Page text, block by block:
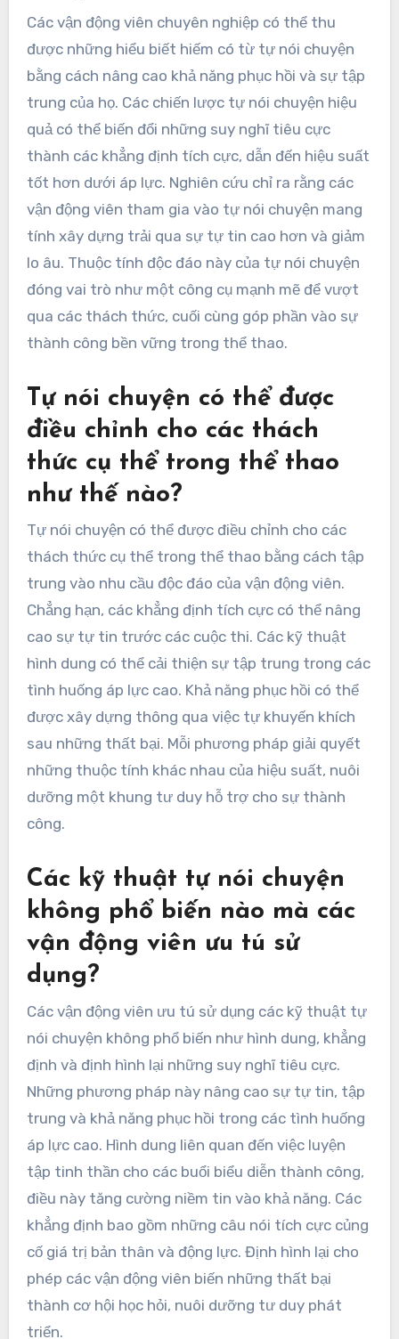
Các vận động viên chuyên nghiệp có thể thu
được những hiểu biết hiếm có từ tự nói chuyện
bằng cách nâng cao khả năng phục hồi và sự tập
trung của họ. Các chiến lược tự nói chuyện hiệu
quả có thể biến đổi những suy nghĩ tiêu cực
thành các khẳng định tích cực, dẫn đến hiệu suất
tốt hơn dưới áp lực. Nghiên cứu chỉ ra rằng các
vận động viên tham gia vào tự nói chuyện mang
tính xây dựng trải qua sự tự tin cao hơn và giảm
lo âu. Thuộc tính độc đáo này của tự nói chuyện
đóng vai trò như một công cụ mạnh mẽ để vượt
qua các thách thức, cuối cùng góp phần vào sự
thành công bền vững trong thể thao.
Tự nói chuyện có thể được
điều chỉnh cho các thách
thức cụ thể trong thể thao
như thế nào?
Tự nói chuyện có thể được điều chỉnh cho các
thách thức cụ thể trong thể thao bằng cách tập
trung vào nhu cầu độc đáo của vận động viên.
Chẳng hạn, các khẳng định tích cực có thể nâng
cao sự tự tin trước các cuộc thi. Các kỹ thuật
hình dung có thể cải thiện sự tập trung trong các
tình huống áp lực cao. Khả năng phục hồi có thể
được xây dựng thông qua việc tự khuyến khích
sau những thất bại. Mỗi phương pháp giải quyết
những thuộc tính khác nhau của hiệu suất, nuôi
dưỡng một khung tư duy hỗ trợ cho sự thành
công.
Các kỹ thuật tự nói chuyện
không phổ biến nào mà các
vận động viên ưu tú sử
dụng?
Các vận động viên ưu tú sử dụng các kỹ thuật tự
nói chuyện không phổ biến như hình dung, khẳng
định và định hình lại những suy nghĩ tiêu cực.
Những phương pháp này nâng cao sự tự tin, tập
trung và khả năng phục hồi trong các tình huống
áp lực cao. Hình dung liên quan đến việc luyện
tập tinh thần cho các buổi biểu diễn thành công,
điều này tăng cường niềm tin vào khả năng. Các
khẳng định bao gồm những câu nói tích cực củng
cố giá trị bản thân và động lực. Định hình lại cho
phép các vận động viên biến những thất bại
thành cơ hội học hỏi, nuôi dưỡng tư duy phát
triển.